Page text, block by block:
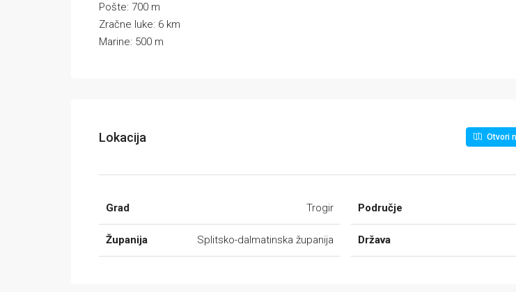
Pošte: 700 m
Zračne luke: 6 km
Marine: 500 m
Lokacija Otvori
Grad Trogir
Županija Splitsko-dalmatinska županija
Područje
Država